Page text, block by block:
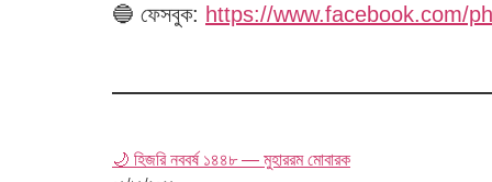
🔵 ফেসবুক: https://www.facebook.com/
🌙 হিজরি নববর্ষ ১৪৪৮ — মুহাররম মোবারক